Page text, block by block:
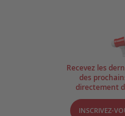
Recevez les
des
directement
INSCRIVEZ-